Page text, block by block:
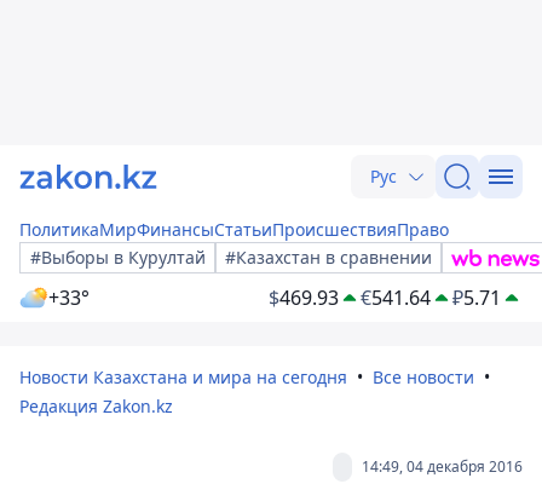
Рус
ПолитикаМирФинансыСтатьиПроисшествияПраво
#Выборы в Курултай
#Казахстан в сравнении
+33° $469.93 €541.64 ₽5.71
Новости Казахстана и мира на сегодня
Все новости
Редакция Zakon.kz
14:49, 04 декабря 2016